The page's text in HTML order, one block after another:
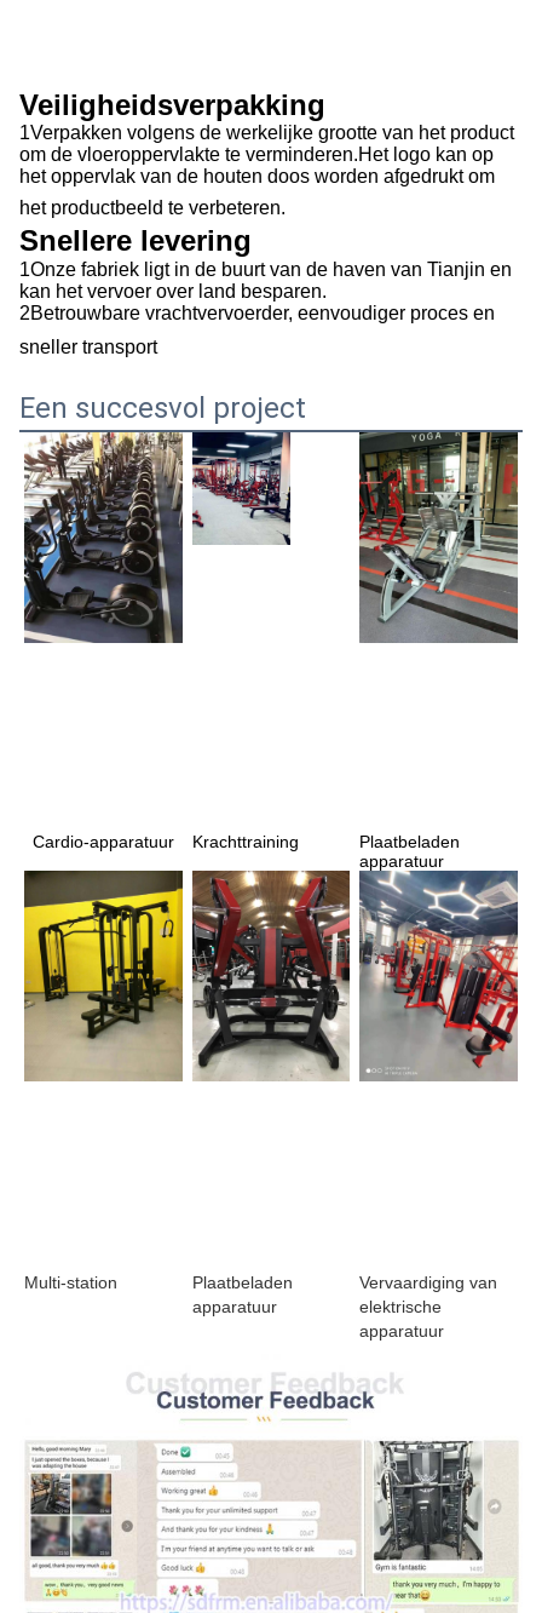
Veiligheidsverpakking
1Verpakken volgens de werkelijke grootte van het product
om de vloeroppervlakte te verminderen.Het logo kan op
het oppervlak van de houten doos worden afgedrukt om
het productbeeld te verbeteren.
Snellere levering
1Onze fabriek ligt in de buurt van de haven van Tianjin en
kan het vervoer over land besparen.
2Betrouwbare vrachtvervoerder, eenvoudiger proces en
sneller transport
Een succesvol project
Cardio-apparatuur Krachttraining
Plaatbeladen
apparatuur
Multi-station
Plaatbeladen
apparatuur
Vervaardiging van
elektrische
apparatuur